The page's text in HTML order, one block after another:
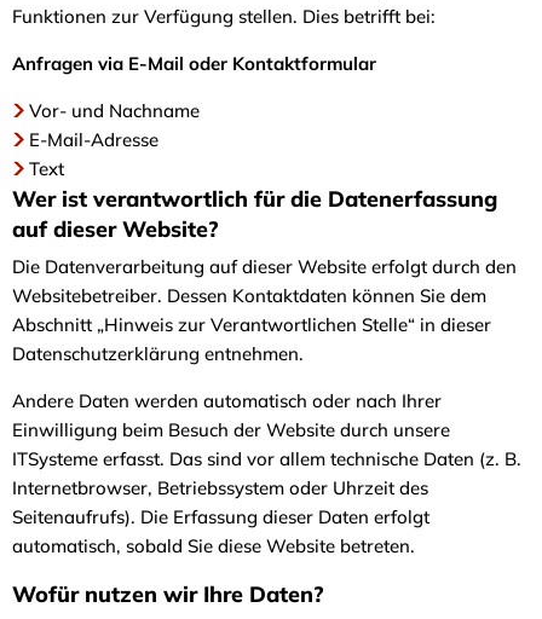
Funktionen zur Verfügung stellen. Dies betrifft bei:
Anfragen via E-Mail oder Kontaktformular
Vor- und Nachname
E-Mail-Adresse
Text
Wer ist verantwortlich für die Datenerfassung
auf dieser Website?
Die Datenverarbeitung auf dieser Website erfolgt durch den
Websitebetreiber. Dessen Kontaktdaten können Sie dem
Abschnitt „Hinweis zur Verantwortlichen Stelle“ in dieser
Datenschutzerklärung entnehmen.
Andere Daten werden automatisch oder nach Ihrer
Einwilligung beim Besuch der Website durch unsere
ITSysteme erfasst. Das sind vor allem technische Daten (z. B.
Internetbrowser, Betriebssystem oder Uhrzeit des
Seitenaufrufs). Die Erfassung dieser Daten erfolgt
automatisch, sobald Sie diese Website betreten.
Wofür nutzen wir Ihre Daten?